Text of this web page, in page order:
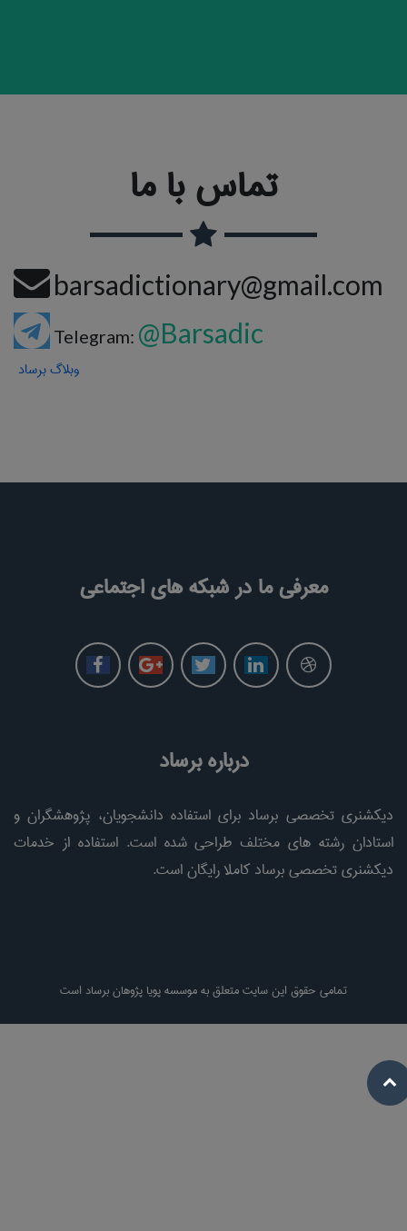
تماس با ما
barsadictionary@gmail.com
Telegram: @Barsadic
وبلاگ برساد
معرفی ما در شبکه های اجتماعی
درباره برساد
دیکشنری تخصصی برساد برای استفاده دانشجویان، پژوهشگران و
استادان رشته های مختلف طراحی شده است. استفاده از خدمات
دیکشنری تخصصی برساد کاملا رایگان است.
تمامی حقوق این سایت متعلق به موسسه پویا پژوهان برساد است